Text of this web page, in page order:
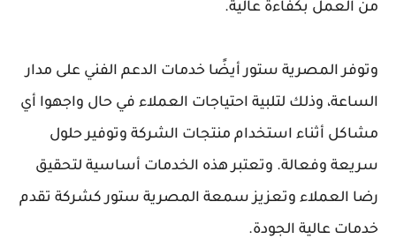
من العمل بكفاءة عالية.
وتوفر المصرية ستور أيضًا خدمات الدعم الفني على مدار
الساعة، وذلك لتلبية احتياجات العملاء في حال واجهوا أي
مشاكل أثناء استخدام منتجات الشركة وتوفير حلول
سريعة وفعالة. وتعتبر هذه الخدمات أساسية لتحقيق
رضا العملاء وتعزيز سمعة المصرية ستور كشركة تقدم
خدمات عالية الجودة.